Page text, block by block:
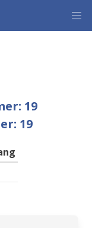
19
19